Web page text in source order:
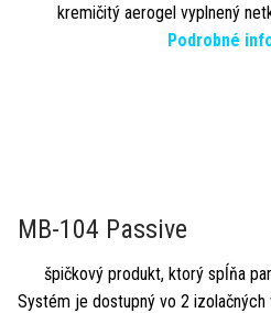
kremičitý aerogel vyplnený
Podrobné
MB-104 Passive
špičkový produkt, ktorý spĺňa
Systém je dostupný vo 2 izolačných